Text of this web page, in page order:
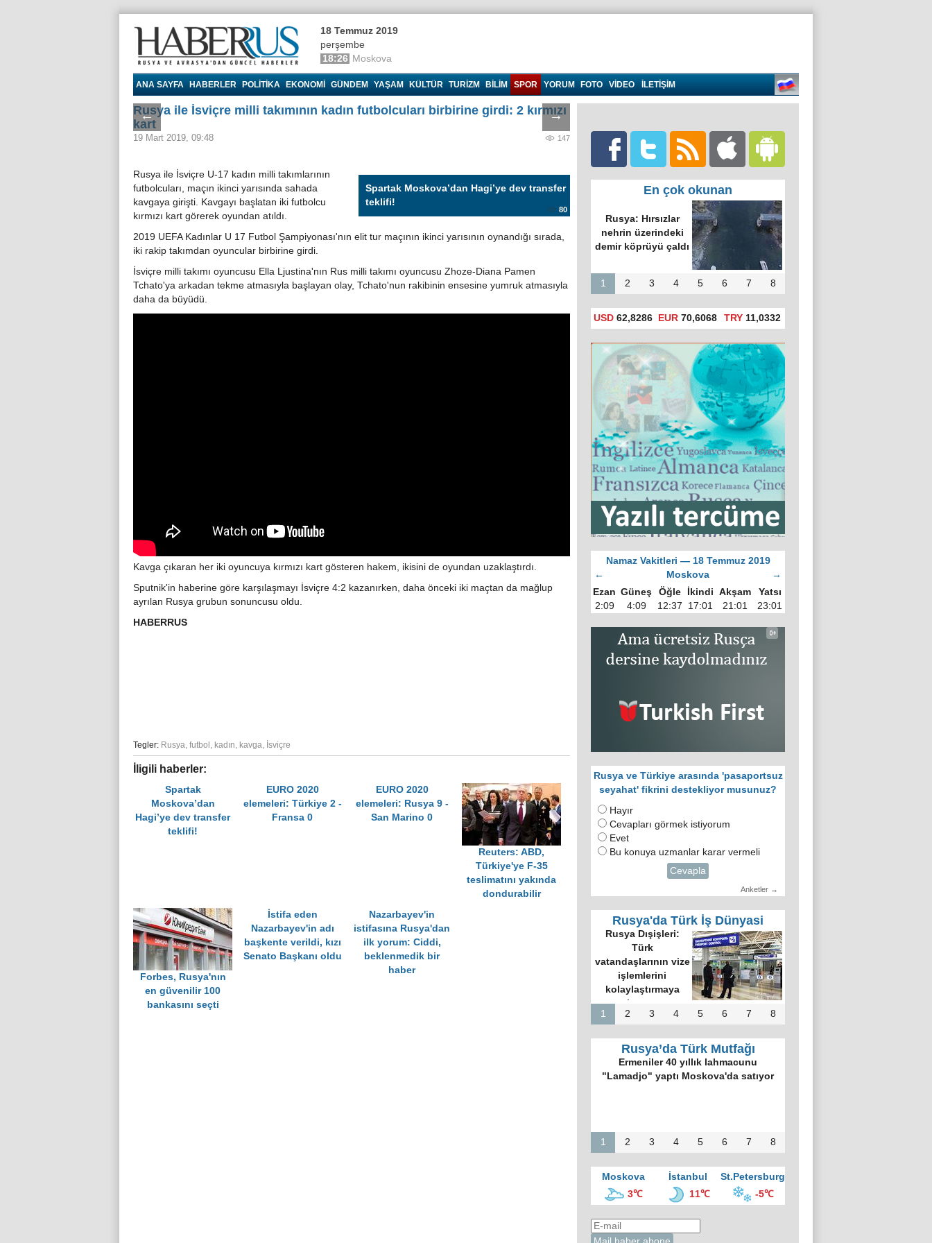
Haberrus.com
18 Temmuz 2019
perşembe
18:26 Moskova
ANA SAYFA HABERLER POLITIKA EKONOMI GÜNDEM YAŞAM KÜLTÜR TURIZM BILIM SPOR YORUM FOTO VIDEO İLETİŞİM
← →
Rusya ile İsviçre milli takımının kadın futbolcuları birbirine girdi: 2 kırmızı
kart
19 Mart 2019, 09:48 147
Spartak Moskova’dan Hagi’ye dev transfer
teklifi!
80
Rusya ile İsviçre U-17 kadın milli takımlarının
futbolcuları, maçın ikinci yarısında sahada
kavgaya girişti. Kavgayı başlatan iki futbolcu
kırmızı kart görerek oyundan atıldı.
2019 UEFA Kadınlar U 17 Futbol Şampiyonası'nın elit tur maçının ikinci yarısının oynandığı sırada,
iki rakip takımdan oyuncular birbirine girdi.
İsviçre milli takımı oyuncusu Ella Ljustina'nın Rus milli takımı oyuncusu Zhoze-Diana Pamen
Tchato'ya arkadan tekme atmasıyla başlayan olay, Tchato'nun rakibinin ensesine yumruk atmasıyla
daha da büyüdü.
Kavga çıkaran her iki oyuncuya kırmızı kart gösteren hakem, ikisini de oyundan uzaklaştırdı.
Sputnik'in haberine göre karşılaşmayı İsviçre 4:2 kazanırken, daha önceki iki maçtan da mağlup
ayrılan Rusya grubun sonuncusu oldu.
HABERRUS
Tegler: Rusya, futbol , kadın, kavga, İsviçre
İligili haberler:
Spartak
Moskova’dan
Hagi’ye dev transfer
teklifi!
EURO 2020
elemeleri: Türkiye 2 -
Fransa 0
EURO 2020
elemeleri: Rusya 9 -
San Marino 0
Reuters: ABD,
Türkiye'ye F-35
teslimatını yakında
dondurabilir
Forbes, Rusya'nın
en güvenilir 100
bankasını seçti
İstifa eden
Nazarbayev'in adı
başkente verildi, kızı
Senato Başkanı oldu
Nazarbayev'in
istifasına Rusya'dan
ilk yorum: Ciddi,
beklenmedik bir
haber
En çok okunan
Rusya: Hırsızlar
nehrin üzerindeki
demir köprüyü çaldı
1 2 3 4 5 6 7 8
USD 62,8286 EUR 70,6068 TRY 11,0332
Namaz Vakitleri — 18 Temmuz 2019
←
Moskova
→
Ezan Güneş Öğle İkindi Akşam
Yatsı
2:09
4:09 12:37 17:01 21:01 23:01
Rusya ve Türkiye arasında 'pasaportsuz
seyahat' fikrini destekliyor musunuz?
Hayır
Cevapları görmek istiyorum
Evet
Bu konuya uzmanlar karar vermeli
Cevapla
Anketler →
Rusya'da Türk İş Dünyasi
Rusya Dışişleri:
Türk
vatandaşlarının vize
işlemlerini
kolaylaştırmaya
hazırız
1
2 3 4 5 6 7 8
Rusya’da Türk Mutfağı
Ermeniler 40 yıllık lahmacunu
"Lamadjo" yaptı Moskova'da satıyor
1 2 3 4 5 6 7 8
Moskova İstanbul
St.Petersburg
3℃
11℃ -5℃